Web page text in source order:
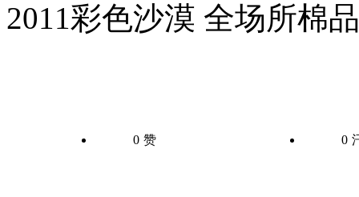
2011彩色沙漠 全场所棉
0 赞 0